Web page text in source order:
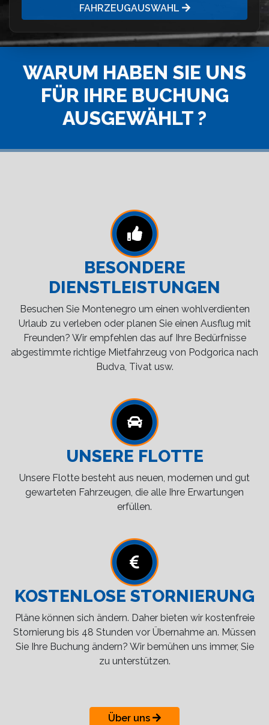
FAHRZEUGAUSWAHL
WARUM HABEN SIE UNS
FÜR IHRE BUCHUNG
AUSGEWÄHLT ?
BESONDERE
DIENSTLEISTUNGEN
Besuchen Sie Montenegro um einen wohlverdienten
Urlaub zu verleben oder planen Sie einen Ausflug mit
Freunden? Wir empfehlen das auf Ihre Bedürfnisse
abgestimmte richtige Mietfahrzeug von Podgorica nach
Budva, Tivat usw.
UNSERE FLOTTE
Unsere Flotte besteht aus neuen, modernen und gut
gewarteten Fahrzeugen, die alle Ihre Erwartungen
erfüllen.
KOSTENLOSE STORNIERUNG
Pläne können sich ändern. Daher bieten wir kostenfreie
Stornierung bis 48 Stunden vor Übernahme an. Müssen
Sie Ihre Buchung ändern? Wir bemühen uns immer, Sie
zu unterstützen.
Über uns